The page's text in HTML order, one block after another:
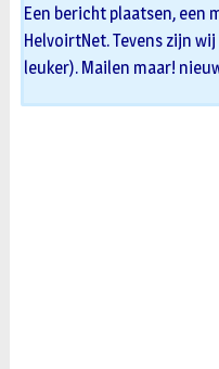
Een bericht plaatsen,
HelvoirtNet. Tevens zijn
leuker). Mailen maar!